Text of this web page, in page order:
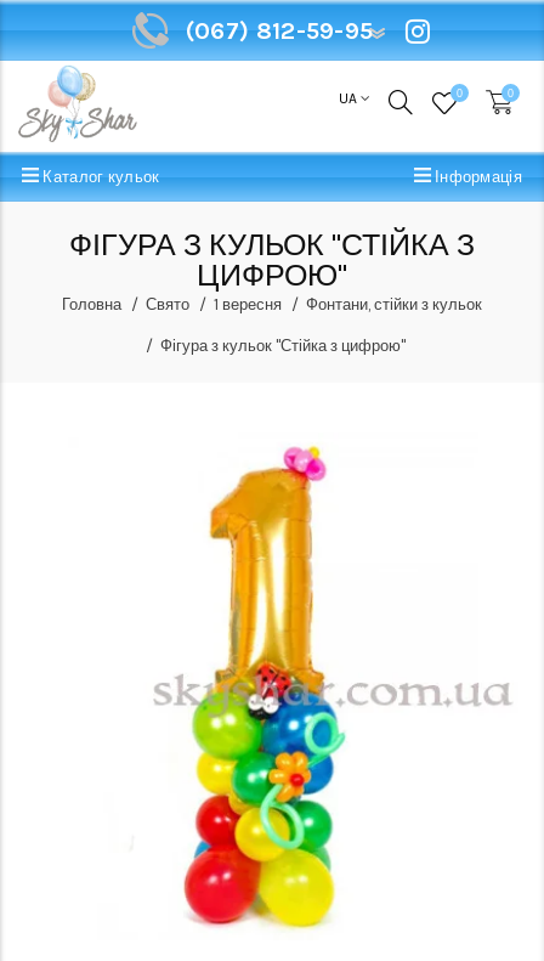
(067) 812-59-95
UA 0 0
Каталог кульок Інформація
ФІГУРА З КУЛЬОК "СТІЙКА З
ЦИФРОЮ"
Головна Свято 1 вересня Фонтани, стійки з кульок
Фігура з кульок "Стійка з цифрою"